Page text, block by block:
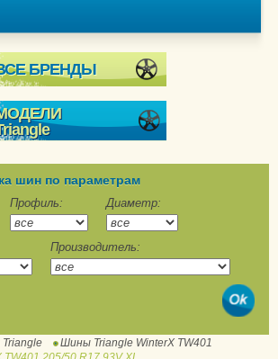
БРЕНДЫ
LL01
LS01
PS01
Snowlink Trin PL01
SnowLink Trin PL02
TR777 Snow Lion
шин по параметрам
Профиль: Диаметр:
Производитель:
Шины Triangle WinterX TW401